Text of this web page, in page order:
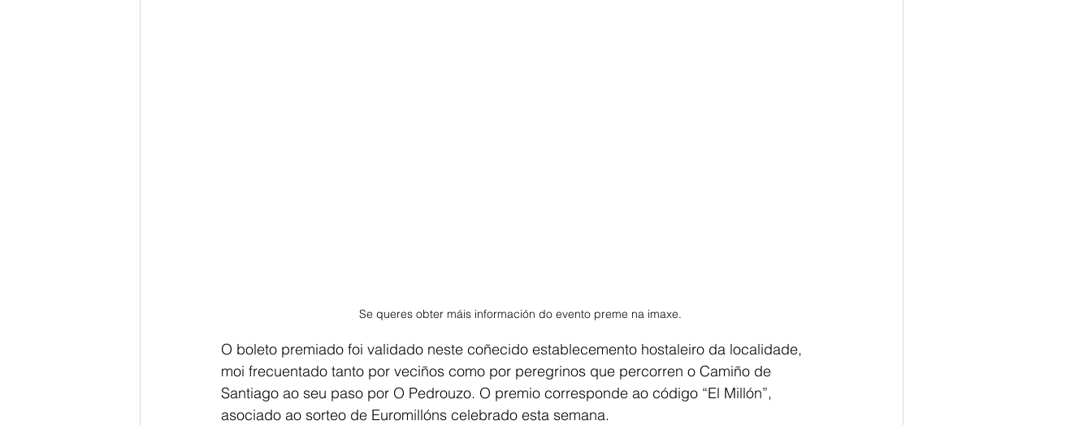
Se queres obter máis información do evento preme na imaxe.
O boleto premiado foi validado neste coñecido establecemento hostaleiro da localidade,
moi frecuentado tanto por veciños como por peregrinos que percorren o Camiño de
Santiago ao seu paso por O Pedrouzo. O premio corresponde ao código “El Millón”,
asociado ao sorteo de Euromillóns celebrado esta semana.